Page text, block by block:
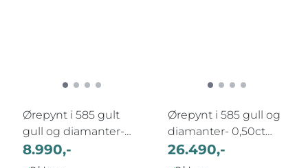
Ørepynt i 585 gult
gull og diamanter-
0,12ct WSI
8.990,-
Ørepynt i 585 gull og
diamanter- 0,50ct
WSI
26.490,-